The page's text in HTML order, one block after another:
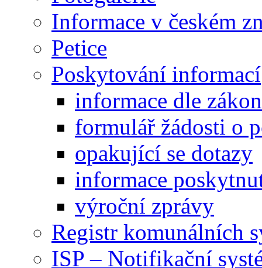
Informace v českém
Petice
Poskytování informací
informace dle
formulář žádosti o
opakující se dotazy
informace
výroční zprávy
Registr komunálních
ISP – Notifikační